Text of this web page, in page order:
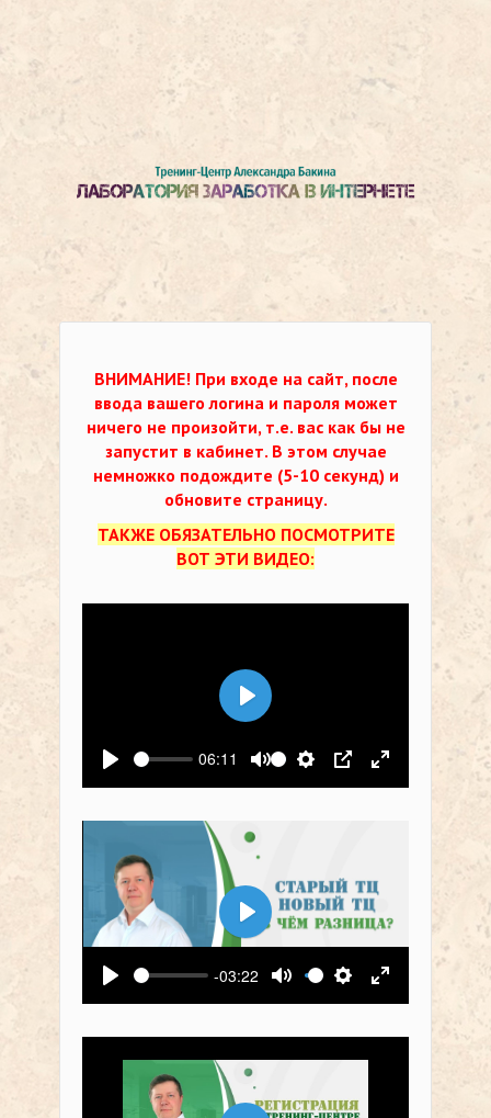
ВНИМАНИЕ! При входе на сайт, после
ввода вашего логина и пароля может
ничего не произойти, т.е. вас как бы не
запустит в кабинет. В этом случае
немножко подождите (5-10 секунд) и
обновите страницу.
ТАКЖЕ ОБЯЗАТЕЛЬНО ПОСМОТРИТЕ
ВОТ ЭТИ ВИДЕО:
Воспроизвести
06:11
Выключить звук
Настройки
PIP На весь
Воспроизвести
Воспроизвести
-03:22
Выключить звук
Настройки
На весь
Воспроизвести